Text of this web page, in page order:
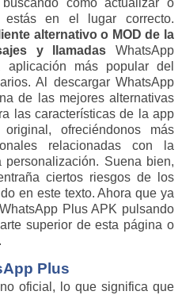
cómo actualizar o
estás en el lugar correcto.
alternativo o MOD de la
y llamadas WhatsApp
aplicación más popular del
Al descargar WhatsApp
de las mejores alternativas
las características de la app
ofreciéndonos más
relacionadas con la
Suena bien,
ciertos riesgos de los
en este texto. Ahora que ya
Plus APK pulsando
superior de esta página o
.
Plus
oficial, lo que significa que